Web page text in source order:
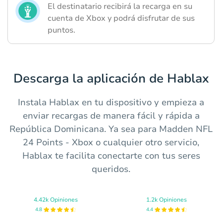
El destinatario recibirá la recarga en su
cuenta de Xbox y podrá disfrutar de sus
puntos.
Descarga la aplicación de Hablax
Instala Hablax en tu dispositivo y empieza a
enviar recargas de manera fácil y rápida a
República Dominicana. Ya sea para Madden NFL
24 Points - Xbox o cualquier otro servicio,
Hablax te facilita conectarte con tus seres
queridos.
4.42k Opiniones
4.8
1.2k Opiniones
4.4